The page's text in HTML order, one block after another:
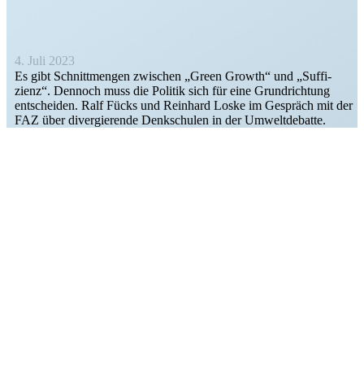
4. Juli 2023
Es gibt Schnitt­mengen zwischen „Green Growth“ und „Suffi­
zienz“. Dennoch muss die Politik sich für eine Grund­richtung
entscheiden. Ralf Fücks und Reinhard Loske im Gespräch mit der
FAZ über diver­gie­rende Denkschulen in der Umweltdebatte.